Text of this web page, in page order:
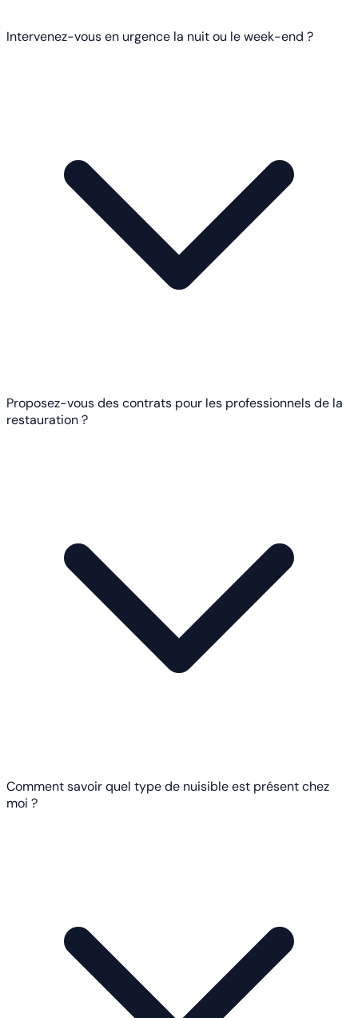
Intervenez-vous en urgence la nuit ou le week-end ?
Proposez-vous des contrats pour les professionnels de la
restauration ?
Comment savoir quel type de nuisible est présent chez
moi ?